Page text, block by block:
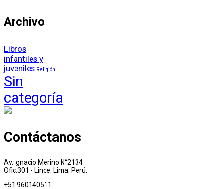
Archivo
Libros
infantiles y
juveniles Religión
Sin
categoría
Contáctanos
Av. Ignacio Merino N°2134
Ofic.301 - Lince. Lima, Perú.
+51 960140511